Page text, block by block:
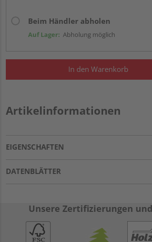
Beim Händler abholen
Auf Lager: Abholung möglich
In den Warenkorb
Artikelinformationen
EIGENSCHAFTEN
DATENBLÄTTER
Unsere Zertifizierungen